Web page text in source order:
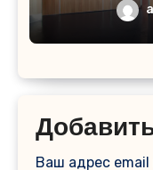
Ваш адрес email